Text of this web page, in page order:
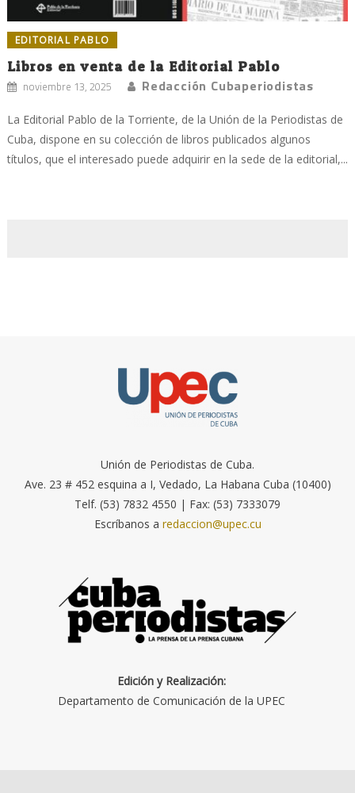
EDITORIAL PABLO
Libros en venta de la Editorial Pablo
noviembre 13, 2025 Redacción Cubaperiodistas
La Editorial Pablo de la Torriente, de la Unión de la Periodistas de
Cuba, dispone en su colección de libros publicados algunos
títulos, que el interesado puede adquirir en la sede de la editorial,...
Unión de Periodistas de Cuba.
Ave. 23 # 452 esquina a I, Vedado, La Habana Cuba (10400)
Telf. (53) 7832 4550 | Fax: (53) 7333079
Escríbanos a redaccion@upec.cu
Edición y Realización:
Departamento de Comunicación de la UPEC